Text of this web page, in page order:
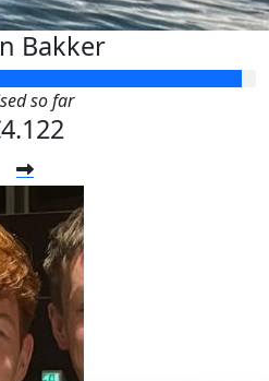
Bakker
so far